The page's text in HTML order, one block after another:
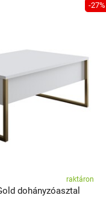
-27%
raktáron
dohányzóasztal